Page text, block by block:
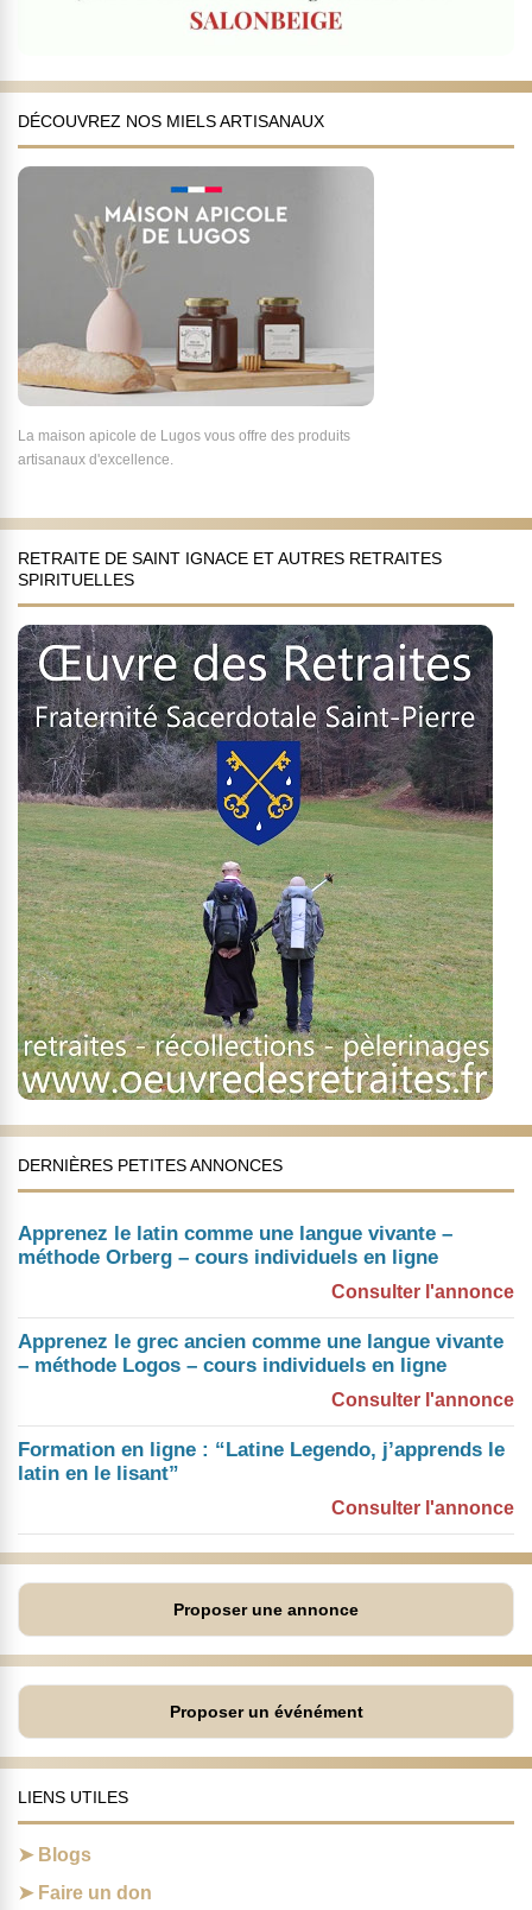
DÉCOUVREZ NOS MIELS ARTISANAUX
La maison apicole de Lugos vous offre des produits
artisanaux d'excellence.
RETRAITE DE SAINT IGNACE ET AUTRES RETRAITES
SPIRITUELLES
DERNIÈRES PETITES ANNONCES
Apprenez le latin comme une langue vivante –
méthode Orberg – cours individuels en ligne
Consulter l'annonce
Apprenez le grec ancien comme une langue vivante
– méthode Logos – cours individuels en ligne
Consulter l'annonce
Formation en ligne : “Latine Legendo, j’apprends le
latin en le lisant”
Consulter l'annonce
Proposer une annonce
Proposer un événément
LIENS UTILES
Blogs
Faire un don